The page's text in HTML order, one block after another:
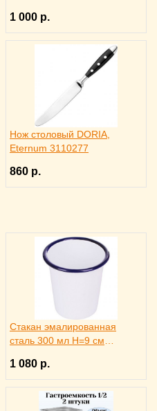
1 000 р.
Нож столовый DORIA,
Eternum 3110277
860 р.
Стакан эмалированная
сталь 300 мл H=9 см
1 080 р.